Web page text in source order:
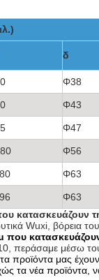
δ
Φ38
Φ43
Φ47
Φ56
Φ63
Φ63
κατασκευάζουν
Wuxi, βόρεια
περάσαμε μέσω
προϊόντα μας
τα νέα προϊόντα,